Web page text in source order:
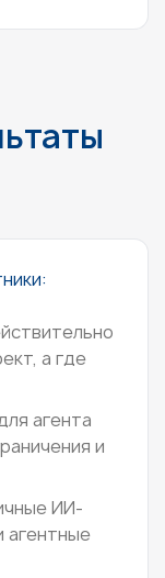
а где
агента
и
ИИ-
агентные